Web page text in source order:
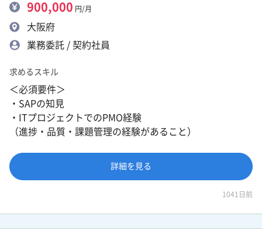
900,000 円/月
大阪府
業務委託 / 契約社員
求めるスキル
＜必須要件＞
・SAPの知見
・ITプロジェクトでのPMO経験
（進捗・品質・課題管理の経験があること）
詳細を見る
1041日前